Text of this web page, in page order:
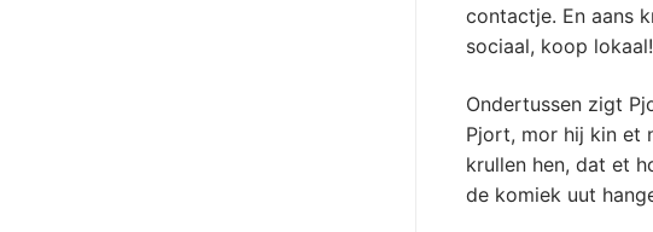
contactje. En aans
sociaal, koop
Ondertussen zigt
Pjort, mor hij kin et
krullen hen, dat et
de komiek uut